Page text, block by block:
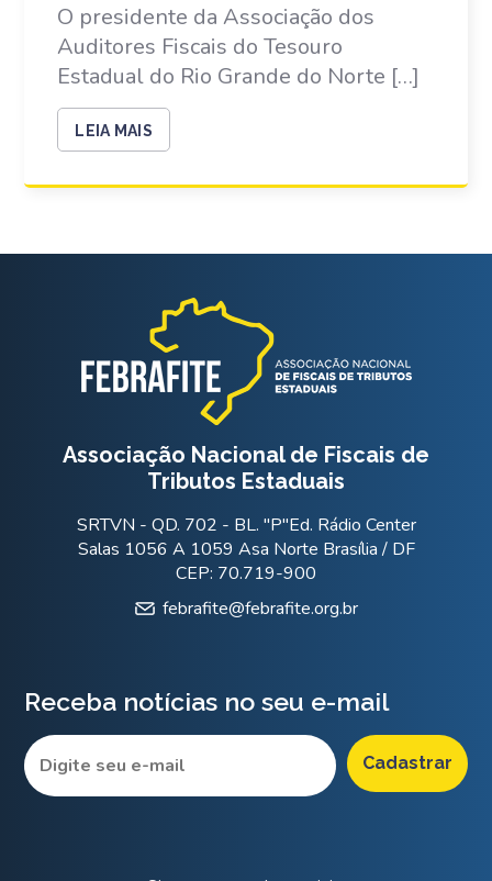
O presidente da Associação dos
Auditores Fiscais do Tesouro
Estadual do Rio Grande do Norte […]
LEIA MAIS
Associação Nacional de Fiscais de
Tributos Estaduais
SRTVN - QD. 702 - BL. "P"Ed. Rádio Center
Salas 1056 A 1059 Asa Norte Brasília / DF
CEP: 70.719-900
febrafite@febrafite.org.br
Receba notícias no seu e-mail